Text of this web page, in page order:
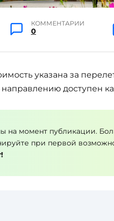
КОММЕНТАРИИ
0
указана за
доступен
на момент публикации.
при первой